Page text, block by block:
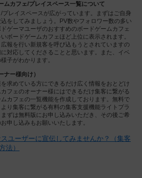
ムカフェ/プレイスペース一覧について
レイスペースが広がっています。まずはご自身
をしてみましょう。PV数やフォロワー数の多い
ゲーマユーザのおすすめのボードゲームカフェ
ボードゲームカフェほど上位に表示されます。
報を行い新規客を呼び込もうとされていますの
対応してくださることと思います。また、イベ
子がわかります。
ー様向け）
求めている方にできるだけ広く情報をおとどけ
フェのオーナー様にはできるだけ集客に繋がる
カフェの一覧機能を作成しております。無料で
り集客に繋がる有料の集客支援機能ライトプラ
ずは無料版にお申し込みいただき、その後ご希
申し込みもお願いいたします。
ユーザーに宣伝してみませんか？（集客
法）